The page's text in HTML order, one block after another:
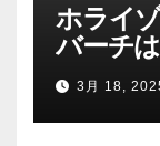
ホライ
バーチ
ビデオ
マンス
感じた
3月 18,